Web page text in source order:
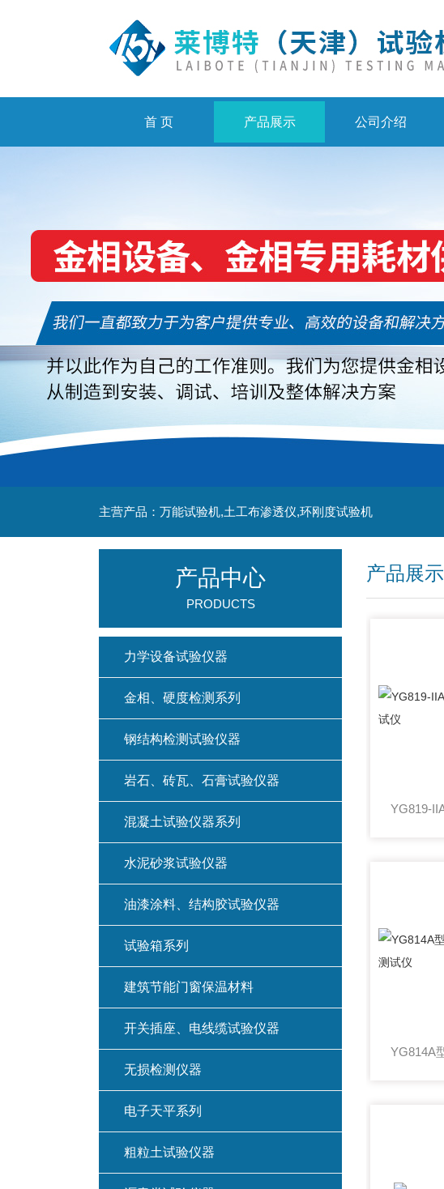
首 页 产品展示 公司介绍
主营产品：万能试验机,土工布渗透仪,环刚度试验机
产品展示
产品中心
PRODUCTS
力学设备试验仪器
金相、硬度检测系列
钢结构检测试验仪器
岩石、砖瓦、石膏试验仪器
混凝土试验仪器系列
水泥砂浆试验仪器
油漆涂料、结构胶试验仪器
试验箱系列
建筑节能门窗保温材料
开关插座、电线缆试验仪器
无损检测仪器
电子天平系列
粗粒土试验仪器